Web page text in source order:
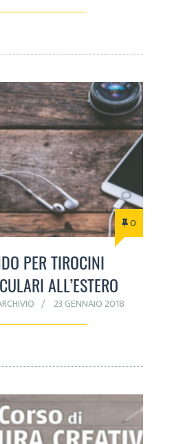
0
PER TIROCINI
ALL’ESTERO
23 GENNAIO 2018